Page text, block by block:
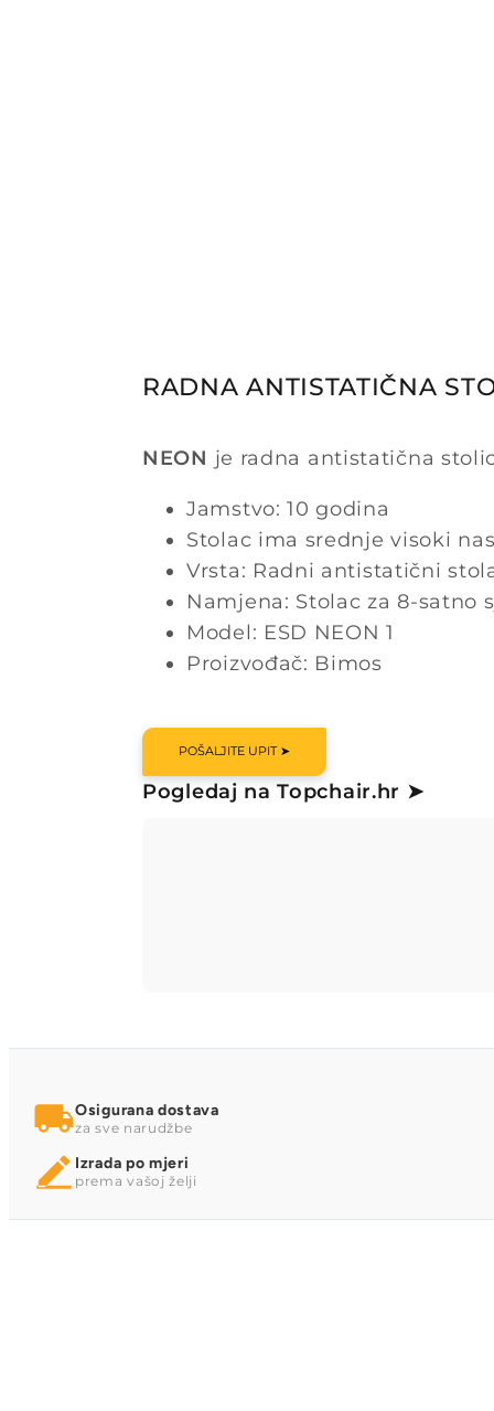
RADNA ANTISTATIČNA
NEON je radna antistatična
Jamstvo: 10 godina
Stolac ima srednje visoki
Vrsta: Radni antistatični
Namjena: Stolac za 8-satno
Model: ESD NEON 1
Proizvođač: Bimos
POŠALJITE UPIT ➤
Pogledaj na Topchair.hr ➤
Osigurana dostava
za sve narudžbe
Izrada po mjeri
prema vašoj želji